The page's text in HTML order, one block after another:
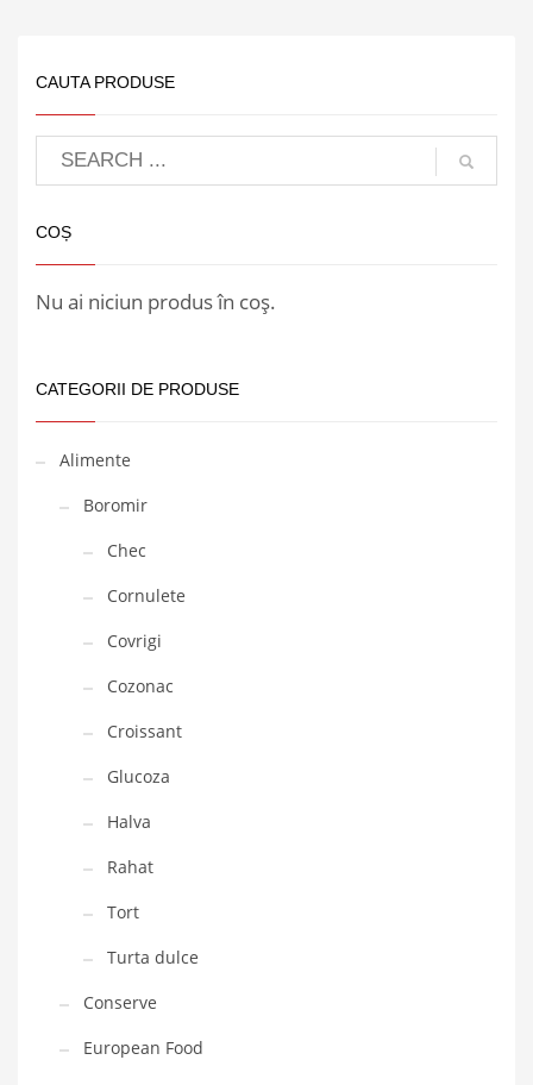
CAUTA PRODUSE
COȘ
Nu ai niciun produs în coș.
CATEGORII DE PRODUSE
Alimente
Boromir
Chec
Cornulete
Covrigi
Cozonac
Croissant
Glucoza
Halva
Rahat
Tort
Turta dulce
Conserve
European Food